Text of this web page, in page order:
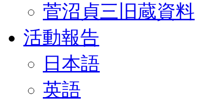
菅沼貞三旧蔵資料
活動報告
日本語
英語